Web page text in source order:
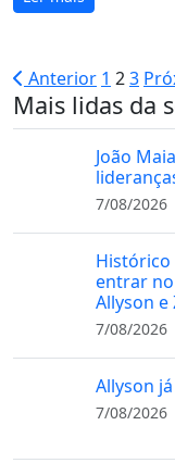
Paginação
de
Anterior 1 23
Mais lidas da
João
7/08/2026
Histórico
entrar
Allyson e
7/08/2026
Allyson
7/08/2026